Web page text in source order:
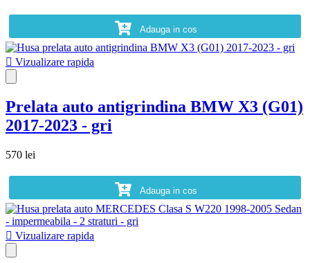
Adauga in cos
 Vizualizare rapida
Prelata auto antigrindina BMW X3 (G01)
2017-2023 - gri
570 lei
Adauga in cos
 Vizualizare rapida